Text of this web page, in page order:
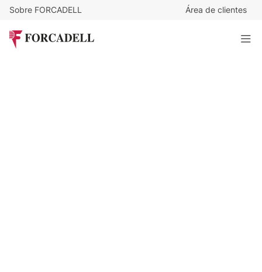
Sobre FORCADELL Área de clientes
Alquiler Oficina Valdebebas
500 m²